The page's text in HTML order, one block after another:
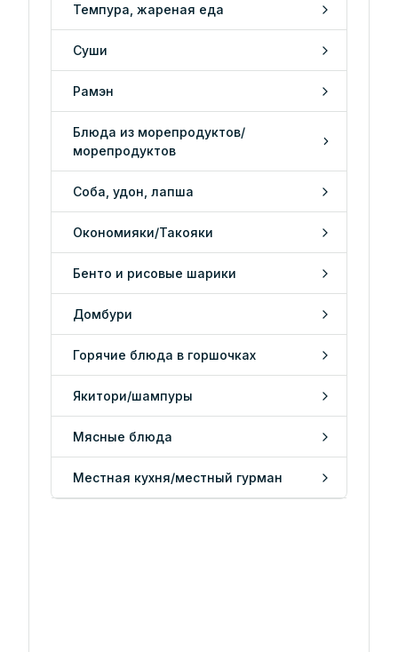
Темпура, жареная еда
Суши
Рамэн
Блюда из морепродуктов/
морепродуктов
Соба, удон, лапша
Окономияки/Такояки
Бенто и рисовые шарики
Домбури
Горячие блюда в горшочках
Якитори/шампуры
Мясные блюда
Местная кухня/местный гурман